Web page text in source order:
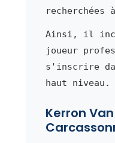
recherchées
Ainsi, il
joueur
s'inscrire
haut niveau.
Kerron